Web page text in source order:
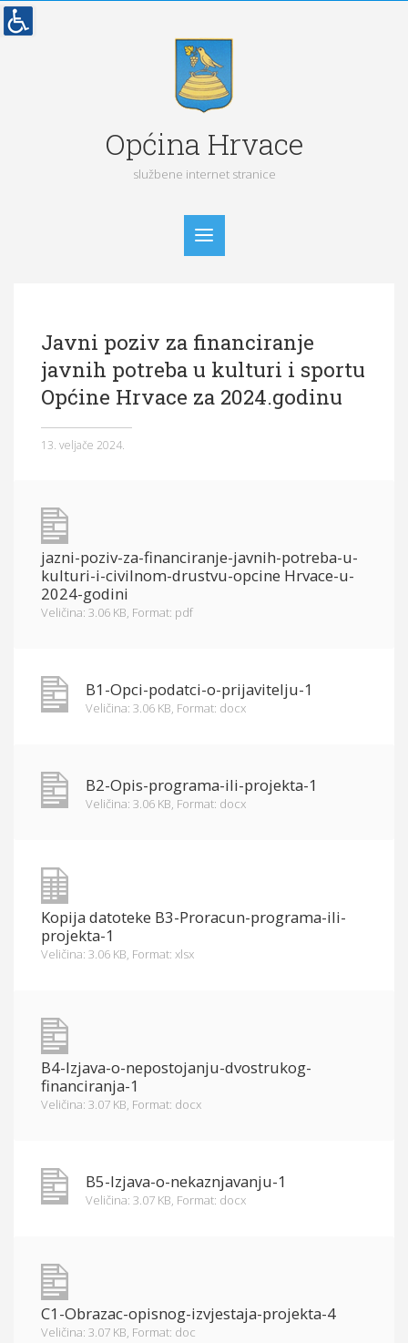
Općina Hrvace
službene internet stranice
Vijesti
Obavijesti
Pristup informacijama
Javni poziv za financiranje
javnih potreba u kulturi i sportu
Općine Hrvace za 2024.godinu
13. veljače 2024.
jazni-poziv-za-financiranje-javnih-potreba-u-
kulturi-i-civilnom-drustvu-opcine Hrvace-u-
2024-godini
Veličina: 3.06 KB, Format: pdf
B1-Opci-podatci-o-prijavitelju-1
Veličina: 3.06 KB, Format: docx
B2-Opis-programa-ili-projekta-1
Veličina: 3.06 KB, Format: docx
Kopija datoteke B3-Proracun-programa-ili-
projekta-1
Veličina: 3.06 KB, Format: xlsx
B4-Izjava-o-nepostojanju-dvostrukog-
financiranja-1
Veličina: 3.07 KB, Format: docx
B5-Izjava-o-nekaznjavanju-1
Veličina: 3.07 KB, Format: docx
C1-Obrazac-opisnog-izvjestaja-projekta-4
Veličina: 3.07 KB, Format: doc